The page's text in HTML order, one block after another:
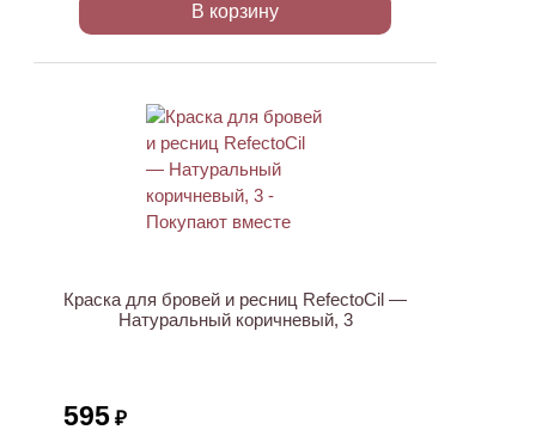
В корзину
Краска для бровей и ресниц RefectoCil —
Натуральный коричневый, 3
595 ₽